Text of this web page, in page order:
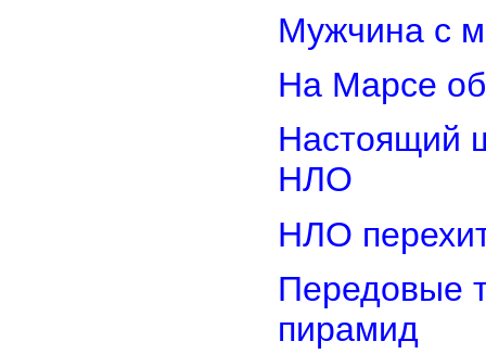
Мужчина с
На Марсе
Настоящий
НЛО
НЛО
Передовые
пирамид